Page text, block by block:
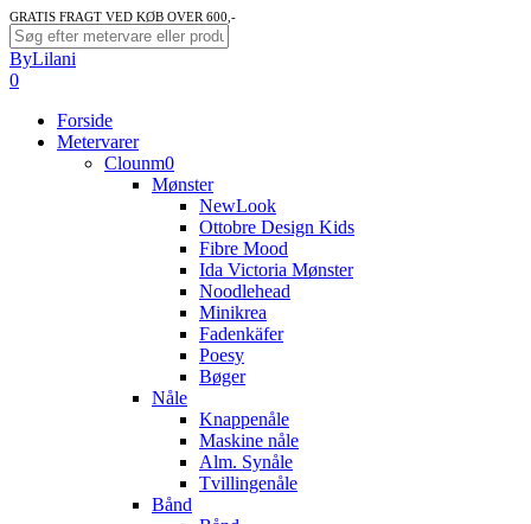
Skip
to
main
content
GRATIS FRAGT VED KØB OVER 600,-
Close
Search
ByLilani
search
account
0
Forside
Metervarer
Clounm0
Mønster
NewLook
Ottobre Design Kids
Fibre Mood
Ida Victoria Mønster
Noodlehead
Minikrea
Fadenkäfer
Poesy
Bøger
Nåle
Knappenåle
Maskine nåle
Alm. Synåle
Tvillingenåle
Bånd